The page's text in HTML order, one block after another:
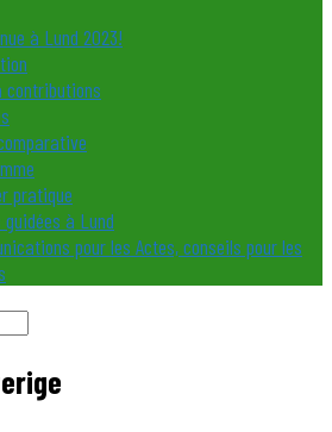
à Lund 2023!
contributions
pratique
à Lund
pour les Actes, conseils pour les